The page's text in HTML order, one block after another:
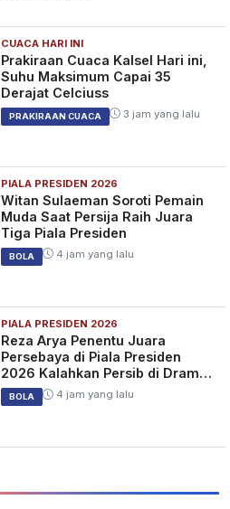
CUACA HARI INI
Prakiraan Cuaca Kalsel Hari ini,
Suhu Maksimum Capai 35
Derajat Celciuss
PRAKIRAAN CUACA 3 jam yang lalu
PIALA PRESIDEN 2026
Witan Sulaeman Soroti Pemain
Muda Saat Persija Raih Juara
Tiga Piala Presiden
BOLA 4 jam yang lalu
PIALA PRESIDEN 2026
Reza Arya Penentu Juara
Persebaya di Piala Presiden
2026 Kalahkan Persib di Drama
Adu Penalti
BOLA 4 jam yang lalu